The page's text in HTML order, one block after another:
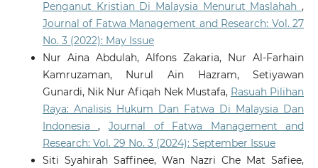
Penganut Kristian Di Malaysia Menurut Maslahah,
Journal of Fatwa Management and Research: Vol. 27
No. 3 (2022): May Issue
Nur Aina Abdulah, Alfons Zakaria, Nur Al-Farhain
Kamruzaman, Nurul Ain Hazram, Setiyawan
Gunardi, Nik Nur Afiqah Nek Mustafa, Rasuah Pilihan
Raya: Analisis Hukum Dan Fatwa Di Malaysia Dan
Indonesia, Journal of Fatwa Management and
Research: Vol. 29 No. 3 (2024): September Issue
Siti Syahirah Saffinee, Wan Nazri Che Mat Safiee,